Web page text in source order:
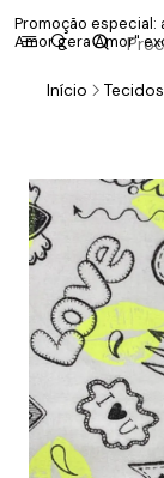
Promoção
Amor gera Amor"
Início Tecidos